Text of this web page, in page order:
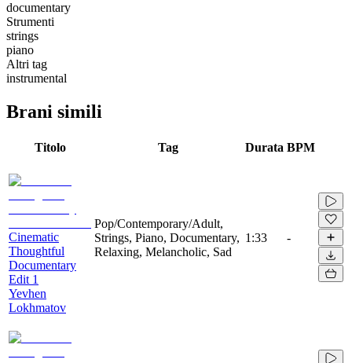
documentary
Strumenti
strings
piano
Altri tag
instrumental
Brani simili
Titolo Tag Durata BPM
Cinematic
Thoughtful
Documentary
Edit 1
Yevhen
Lokhmatov
Pop/Contemporary/Adult,
Strings, Piano, Documentary,
Relaxing, Melancholic, Sad
1:33 -